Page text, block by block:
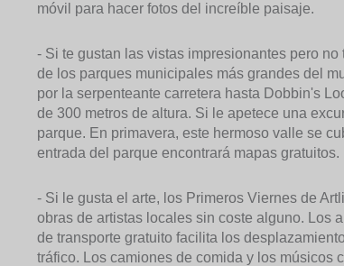
móvil para hacer fotos del increíble paisaje.
- Si te gustan las vistas impresionantes pero
de los parques municipales más grandes del
por la serpenteante carretera hasta Dobbin's
de 300 metros de altura. Si le apetece una
parque. En primavera, este hermoso valle se
entrada del parque encontrará mapas gratuitos.
- Si le gusta el arte, los Primeros Viernes de
obras de artistas locales sin coste alguno. Los
de transporte gratuito facilita los
tráfico. Los camiones de comida y los músicos